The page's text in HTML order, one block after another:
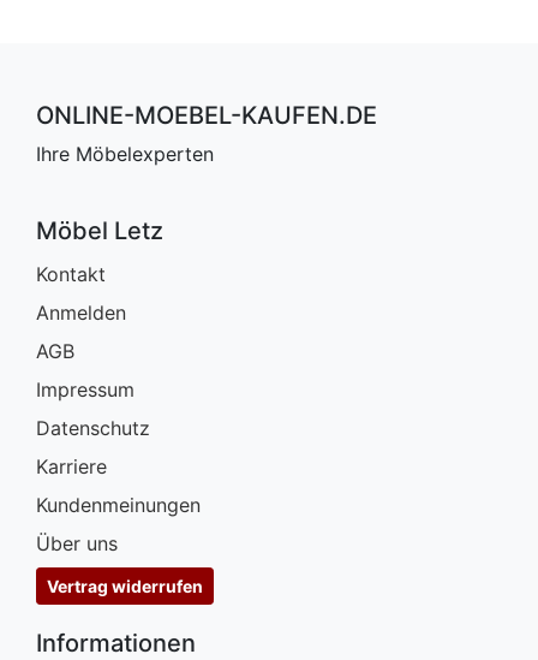
ONLINE-MOEBEL-KAUFEN.DE
Ihre Möbelexperten
Möbel Letz
Kontakt
Anmelden
AGB
Impressum
Datenschutz
Karriere
Kundenmeinungen
Über uns
Vertrag widerrufen
Informationen